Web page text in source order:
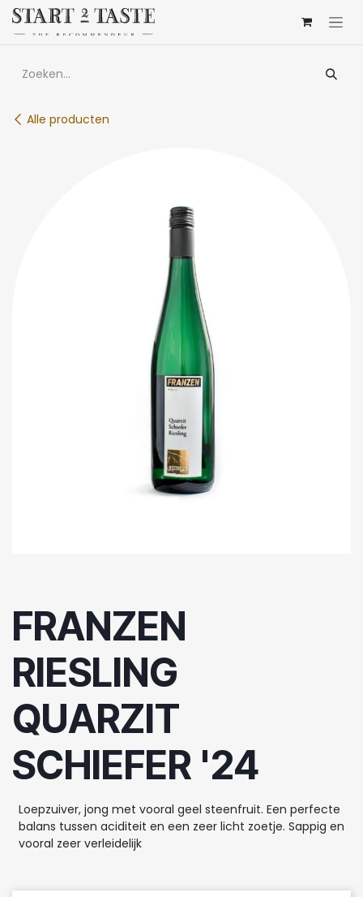
Overslaan naar inhoud
Alle producten
FRANZEN
RIESLING
QUARZIT
SCHIEFER '24
Loepzuiver, jong met vooral geel steenfruit. Een perfecte
balans tussen aciditeit en een zeer licht zoetje. Sappig en
vooral zeer verleidelijk